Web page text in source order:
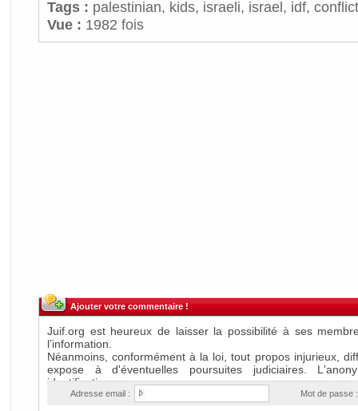
Tags : palestinian, kids, israeli, israel, idf, conflict
Vue : 1982 fois
Ajouter votre commentaire !
Adresse email : Mot de passe :